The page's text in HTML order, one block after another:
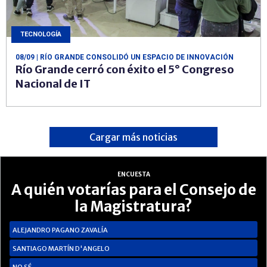
TECNOLOGÍA
08/09 | RÍO GRANDE CONSOLIDÓ UN ESPACIO DE INNOVACIÓN
Río Grande cerró con éxito el 5° Congreso
Nacional de IT
Cargar más noticias
ENCUESTA
A quién votarías para el Consejo de
la Magistratura?
ALEJANDRO PAGANO ZAVALÍA
SANTIAGO MARTÍN D'ANGELO